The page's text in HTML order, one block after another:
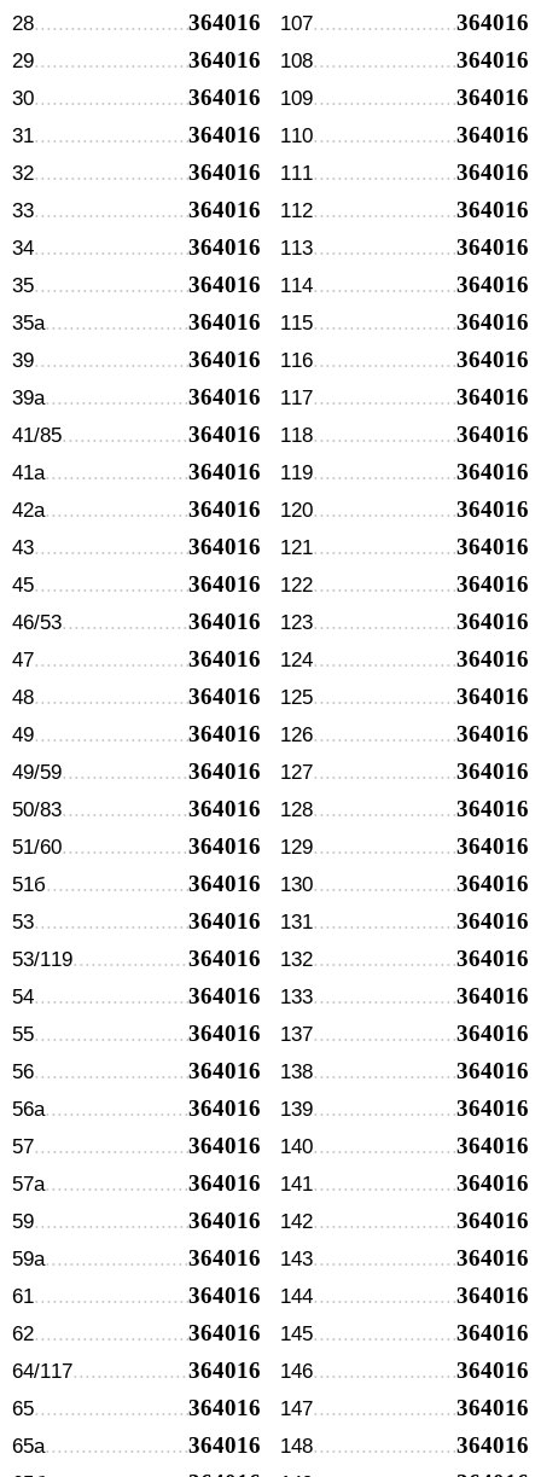
28 364016
29 364016
30 364016
31 364016
32 364016
33 364016
34 364016
35 364016
35а 364016
39 364016
39а 364016
41/85 364016
41а 364016
42а 364016
43 364016
45 364016
46/53 364016
47 364016
48 364016
49 364016
49/59 364016
50/83 364016
51/60 364016
51б 364016
53 364016
53/119 364016
54 364016
55 364016
56 364016
56а 364016
57 364016
57а 364016
59 364016
59а 364016
61 364016
62 364016
64/117 364016
65 364016
65а 364016
107 364016
108 364016
109 364016
110 364016
111 364016
112 364016
113 364016
114 364016
115 364016
116 364016
117 364016
118 364016
119 364016
120 364016
121 364016
122 364016
123 364016
124 364016
125 364016
126 364016
127 364016
128 364016
129 364016
130 364016
131 364016
132 364016
133 364016
137 364016
138 364016
139 364016
140 364016
141 364016
142 364016
143 364016
144 364016
145 364016
146 364016
147 364016
148 364016